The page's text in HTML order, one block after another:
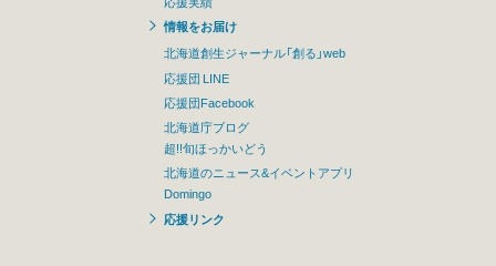
情報をお届け
北海道創生ジャーナル「創る」web
応援団 LINE
応援団Facebook
北海道庁ブログ
超!!旬ほっかいどう
北海道のニュース&イベントアプリ
Domingo
応援リンク